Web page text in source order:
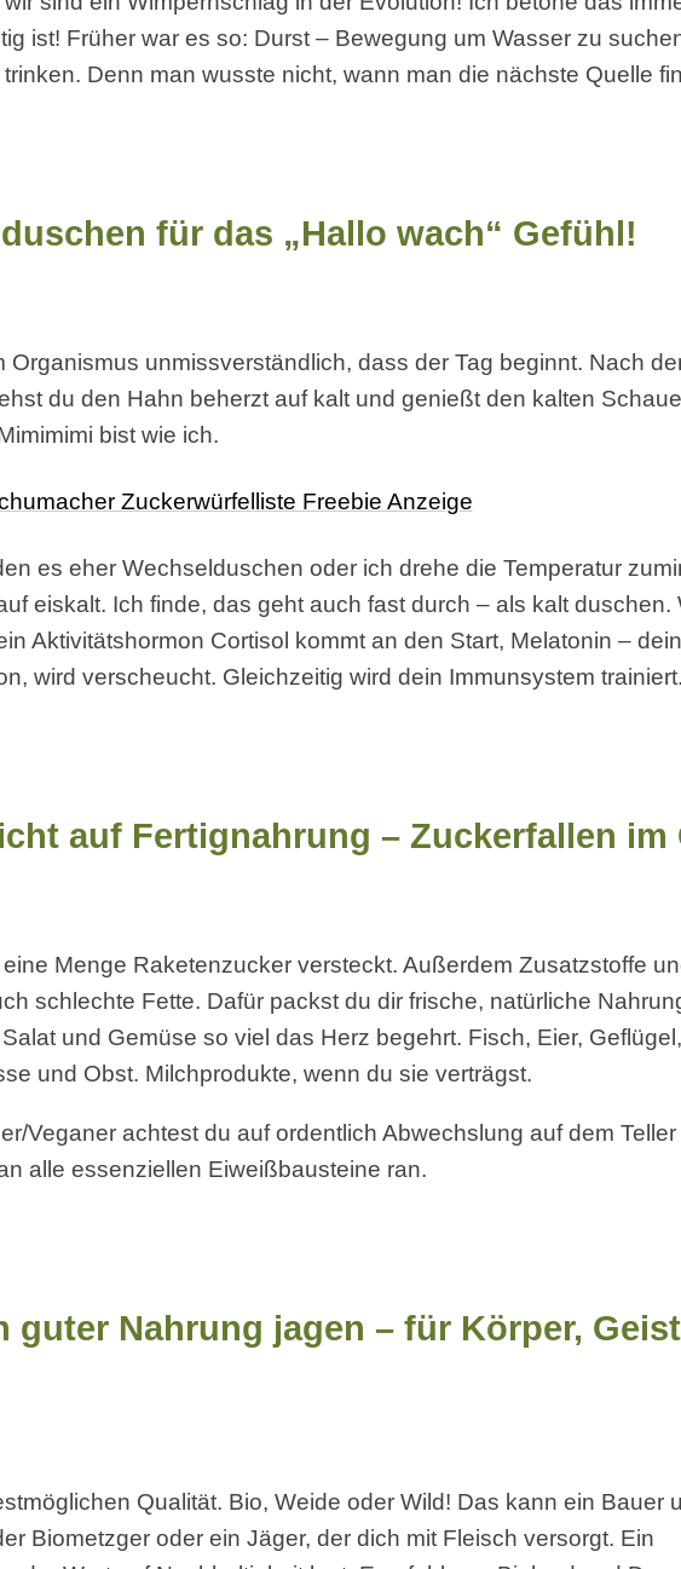
ist! Früher war es so: Durst – Bewegung um Wasser zu
Denn man wusste nicht, wann man die nächste Quelle
für das „Hallo wach“ Gefühl!
Organismus unmissverständlich, dass der Tag beginnt. Nach
du den Hahn beherzt auf kalt und genießt den kalten
bist wie ich.
es eher Wechselduschen oder ich drehe die Temperatur
eiskalt. Ich finde, das geht auch fast durch – als kalt duschen.
Aktivitätshormon Cortisol kommt an den Start, Melatonin – dein
wird verscheucht. Gleichzeitig wird dein Immunsystem
auf Fertignahrung – Zuckerfallen im
Menge Raketenzucker versteckt. Außerdem Zusatzstoffe
schlechte Fette. Dafür packst du dir frische, natürliche
und Gemüse so viel das Herz begehrt. Fisch, Eier,
und Obst. Milchprodukte, wenn du sie verträgst.
Veganer achtest du auf ordentlich Abwechslung auf dem
alle essenziellen Eiweißbausteine ran.
guter Nahrung jagen – für Körper,
Qualität. Bio, Weide oder Wild! Das kann ein Bauer
Biometzger oder ein Jäger, der dich mit Fleisch versorgt. Ein